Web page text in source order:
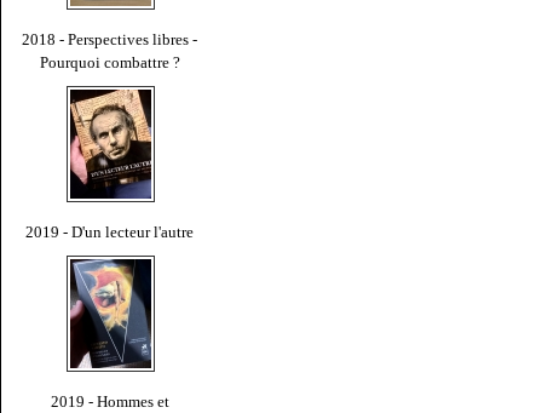
2018 - Perspectives libres -
Pourquoi combattre ?
2019 - D'un lecteur l'autre
2019 - Hommes et